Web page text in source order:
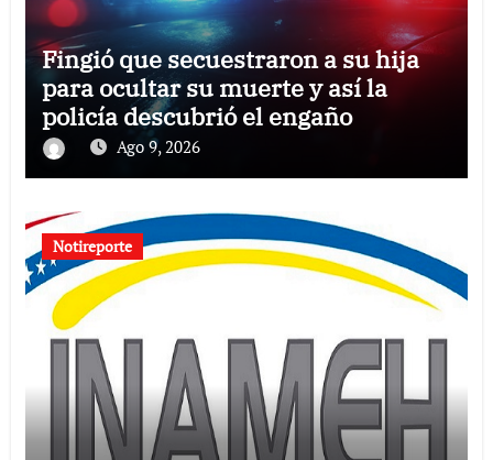
Fingió que secuestraron a su hija
para ocultar su muerte y así la
policía descubrió el engaño
Ago 9, 2026
Notireporte